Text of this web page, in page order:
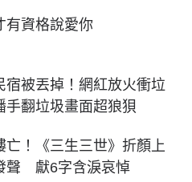
有資格說愛你
宿被丟掉！網紅放火衝垃
翻垃圾畫面超狼狽
亡！《三生三世》折顏上
聲 獻6字含淚哀悼